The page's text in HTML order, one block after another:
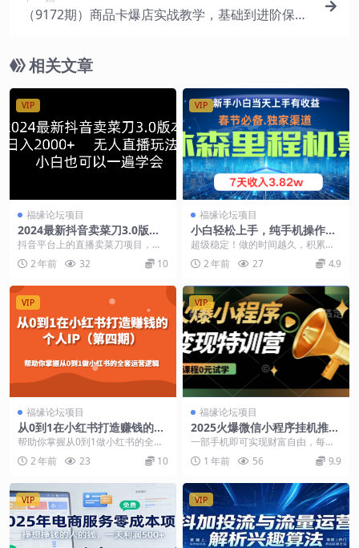
（9172期）商品卡爆店实战教学，基础到进阶保姆
相关文章
VIP
福缘论坛项目
2024最新抖音卖菜刀3.0版
本，日入2000+，无人直播玩
法，小白也可以一遍学会
抖音平台上的直播卖菜刀项目，不
仅具有巨大的市场潜力，还因为其
新颖独特的直播形式，...
2 年前 32 10
VIP
福缘论坛项目
小白轻松上手，纯手机操作，
当天收益，月入3w＋
超级稳定！做的时间越久，积累的
客户越多收益模式：新手小白当天
就能上手，纯手机操作...
2 年前 27 4.9
VIP
福缘论坛项目
从0到1在小红书打造赚钱的个
人IP（第四期）帮助你掌握从
0到1做小红书的全套运营逻辑
帮助你掌握从0到1做小红书的全套
运营逻辑。告别学会了不会动手，
Get从0到1做博...
2 年前 23 10
VIP
福缘论坛项目
2025火爆微信小程序挂机推
广，全自动挂机被动收益，自
一部手机即可实现财富自由，每天
抽出1个小时时间轻松保底日入100
0+，这个项目也...
1 年前 56 9.9
VIP VIP